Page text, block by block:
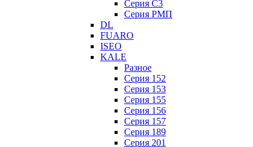
Серия С3
Серия РМП
DL
FUARO
ISEO
KALE
Разное
Серия 152
Серия 153
Серия 155
Серия 156
Серия 157
Серия 189
Серия 201